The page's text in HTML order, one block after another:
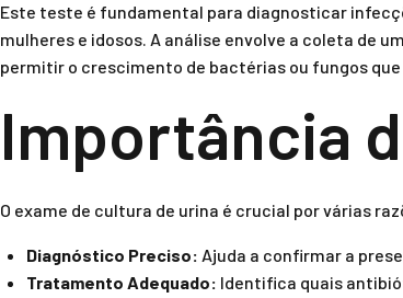
Este teste é fundamental para diagnosticar
mulheres e idosos. A análise envolve a coleta de
permitir o crescimento de bactérias ou fungos
Importância
O exame de cultura de urina é crucial por várias
Diagnóstico Preciso: Ajuda a confirmar a
Tratamento Adequado: Identifica quais